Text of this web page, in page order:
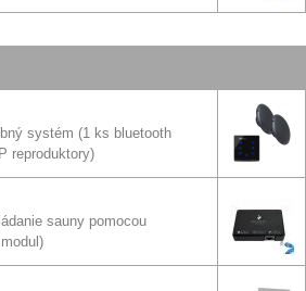
systém (1 ks bluetooth
reproduktory)
sauny pomocou